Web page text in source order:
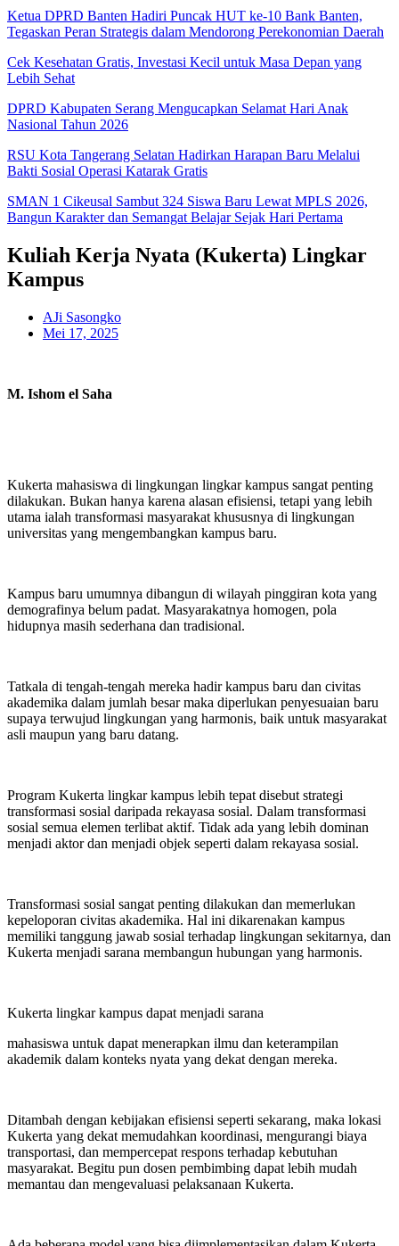
Ketua DPRD Banten Hadiri Puncak HUT ke-10 Bank Banten,
Tegaskan Peran Strategis dalam Mendorong Perekonomian Daerah
Cek Kesehatan Gratis, Investasi Kecil untuk Masa Depan yang
Lebih Sehat
DPRD Kabupaten Serang Mengucapkan Selamat Hari Anak
Nasional Tahun 2026
RSU Kota Tangerang Selatan Hadirkan Harapan Baru Melalui
Bakti Sosial Operasi Katarak Gratis
SMAN 1 Cikeusal Sambut 324 Siswa Baru Lewat MPLS 2026,
Bangun Karakter dan Semangat Belajar Sejak Hari Pertama
Kuliah Kerja Nyata (Kukerta) Lingkar
Kampus
AJi Sasongko
Mei 17, 2025
M. Ishom el Saha
Kukerta mahasiswa di lingkungan lingkar kampus sangat penting
dilakukan. Bukan hanya karena alasan efisiensi, tetapi yang lebih
utama ialah transformasi masyarakat khususnya di lingkungan
universitas yang mengembangkan kampus baru.
Kampus baru umumnya dibangun di wilayah pinggiran kota yang
demografinya belum padat. Masyarakatnya homogen, pola
hidupnya masih sederhana dan tradisional.
Tatkala di tengah-tengah mereka hadir kampus baru dan civitas
akademika dalam jumlah besar maka diperlukan penyesuaian baru
supaya terwujud lingkungan yang harmonis, baik untuk masyarakat
asli maupun yang baru datang.
Program Kukerta lingkar kampus lebih tepat disebut strategi
transformasi sosial daripada rekayasa sosial. Dalam transformasi
sosial semua elemen terlibat aktif. Tidak ada yang lebih dominan
menjadi aktor dan menjadi objek seperti dalam rekayasa sosial.
Transformasi sosial sangat penting dilakukan dan memerlukan
kepeloporan civitas akademika. Hal ini dikarenakan kampus
memiliki tanggung jawab sosial terhadap lingkungan sekitarnya, dan
Kukerta menjadi sarana membangun hubungan yang harmonis.
Kukerta lingkar kampus dapat menjadi sarana
mahasiswa untuk dapat menerapkan ilmu dan keterampilan
akademik dalam konteks nyata yang dekat dengan mereka.
Ditambah dengan kebijakan efisiensi seperti sekarang, maka lokasi
Kukerta yang dekat memudahkan koordinasi, mengurangi biaya
transportasi, dan mempercepat respons terhadap kebutuhan
masyarakat. Begitu pun dosen pembimbing dapat lebih mudah
memantau dan mengevaluasi pelaksanaan Kukerta.